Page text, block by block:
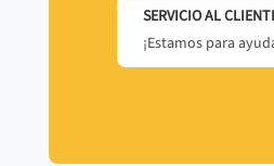
SERVICIO AL
¡Estamos para